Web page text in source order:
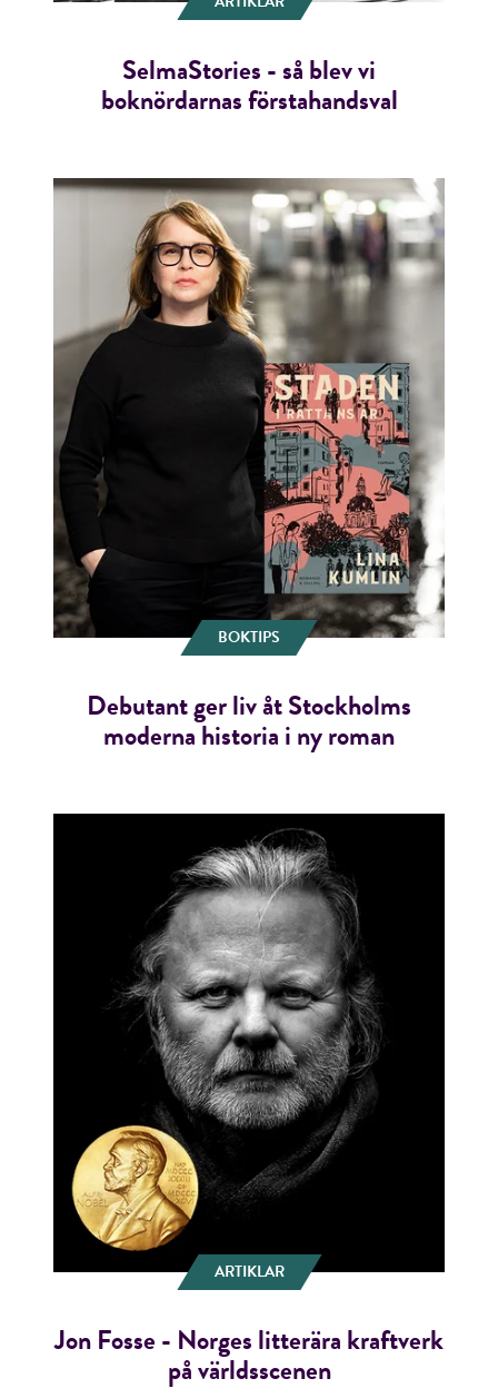
SelmaStories - så blev vi
boknördarnas förstahandsval
BOKTIPS
Debutant ger liv åt Stockholms
moderna historia i ny roman
ARTIKLAR
Jon Fosse - Norges litterära kraftverk
på världsscenen